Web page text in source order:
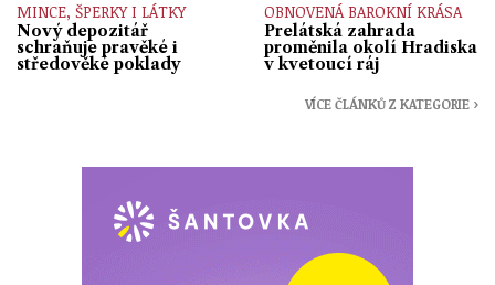
MINCE, ŠPERKY I LÁTKY
Nový depozitář
schraňuje pravěké i
středověké poklady
OBNOVENÁ BAROKNÍ KRÁSA
Prelátská zahrada
proměnila okolí Hradiska
v kvetoucí ráj
VÍCE ČLÁNKŮ Z KATEGORIE ›